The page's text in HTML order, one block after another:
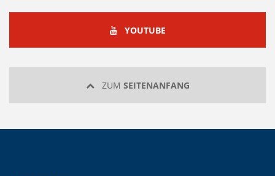
YOUTUBEYOUTUBE
ZUM SEITENANFANG